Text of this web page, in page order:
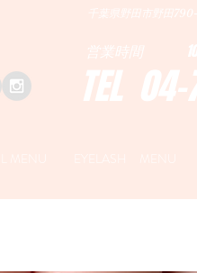
千葉県野田市野田
TEL
営業時間 10